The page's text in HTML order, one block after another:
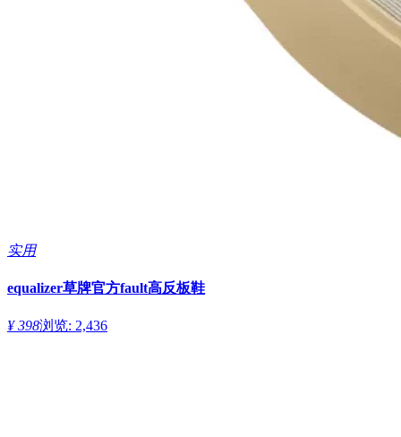
实用
equalizer草牌官方fault高反板鞋
¥ 398浏览: 2,436